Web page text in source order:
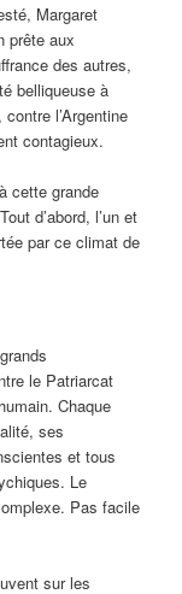
Margaret
prête aux
des autres,
belliqueuse à
l’Argentine
contagieux.
cette grande
d’abord, l’un et
par ce climat de
le Patriarcat
Chaque
ses
et tous
Le
Pas facile
sur les